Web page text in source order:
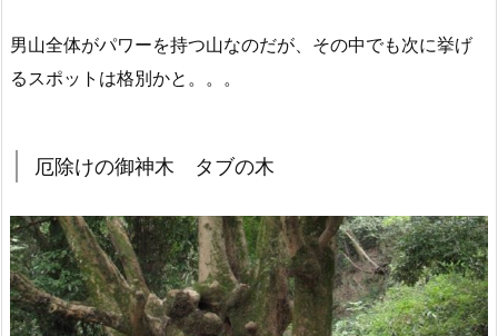
男山全体がパワーを持つ山なのだが、その中でも次に挙げ
るスポットは格別かと。。。
厄除けの御神木 タブの木